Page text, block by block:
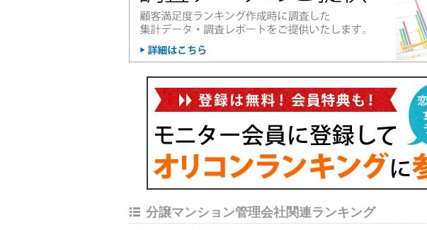
分譲マンション管理会社関連ランキング